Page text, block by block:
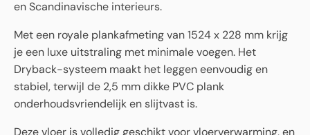
en Scandinavische interieurs.
Met een royale plankafmeting van 1524 x 228 mm krijg
je een luxe uitstraling met minimale voegen. Het
Dryback-systeem maakt het leggen eenvoudig en
stabiel, terwijl de 2,5 mm dikke PVC plank
onderhoudsvriendelijk en slijtvast is.
Deze vloer is volledig geschikt voor vloerverwarming, en